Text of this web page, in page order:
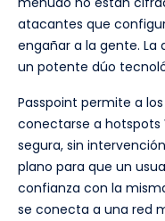
atacantes que
engañar a la gente. La
un potente dúo
Passpoint permite a
conectarse a
segura, sin
plano para que un
confianza con la
se conecta a una red